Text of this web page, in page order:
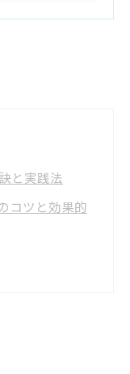
と実践法
コツと効果的
用で手間を減